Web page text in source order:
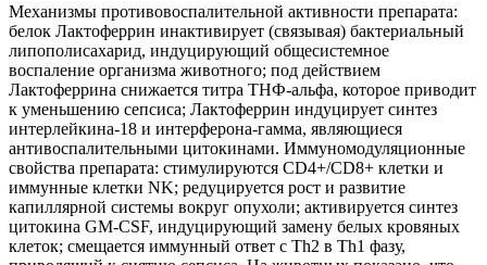
Механизмы противовоспалительной активности препарата:
белок Лактоферрин инактивирует (связывая) бактериальный
липополисахарид, индуцирующий общесистемное
воспаление организма животного; под действием
Лактоферрина снижается титра ТНФ-альфа, которое приводит
к уменьшению сепсиса; Лактоферрин индуцирует синтез
интерлейкина-18 и интерферона-гамма, являющиеся
антивоспалительными цитокинами. Иммуномодуляционные
свойства препарата: стимулируются CD4+/CD8+ клетки и
иммунные клетки NK; редуцируется рост и развитие
капиллярной системы вокруг опухоли; активируется синтез
цитокина GM-CSF, индуцирующий замену белых кровяных
клеток; смещается иммунный ответ с Th2 в Th1 фазу,